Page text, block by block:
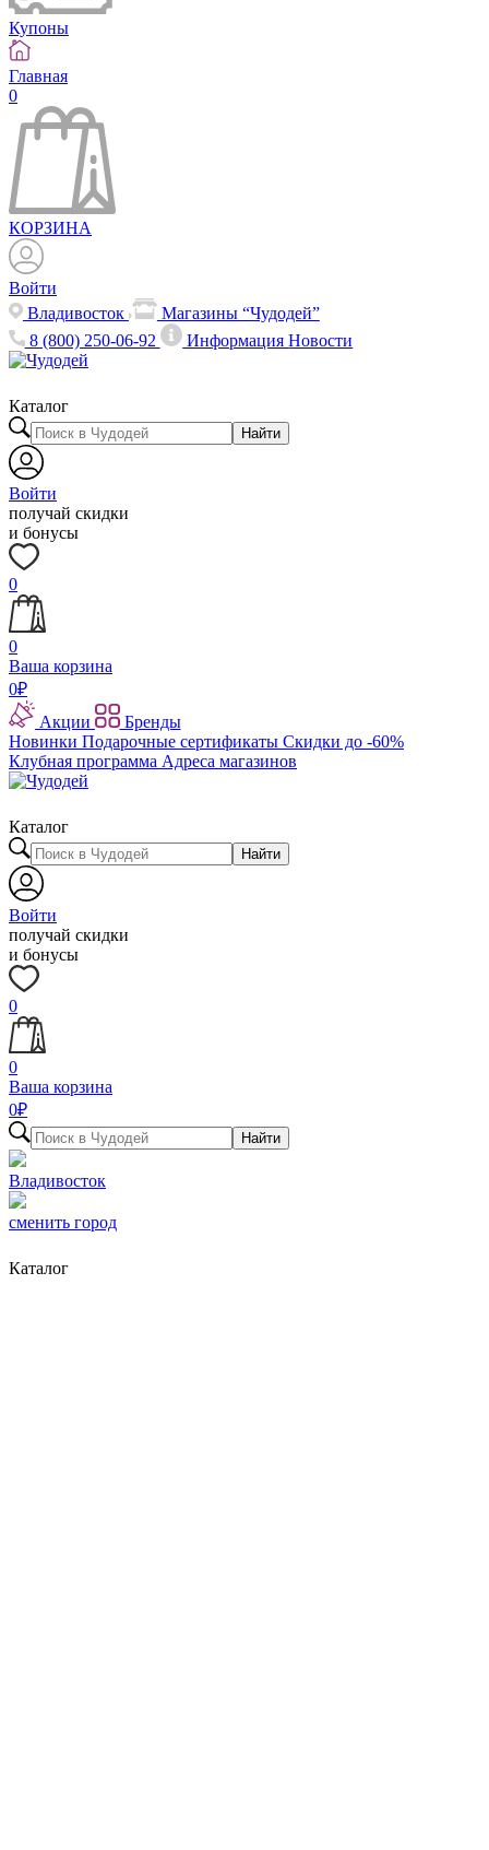
Купоны
Главная
0
КОРЗИНА
Войти
Владивосток
Магазины “Чудодей”
8 (800) 250-06-92
ИнформацияНовости
Каталог
Найти
Войти
получай скидки
и бонусы
0
0
Ваша корзина
0₽
Акции
Бренды
Новинки Подарочные сертификаты Скидки до -60%
Клубная программа Адреса магазинов
Каталог
Найти
Войти
получай скидки
и бонусы
0
0
Ваша корзина
0₽
Найти
Владивосток
сменить город
Каталог